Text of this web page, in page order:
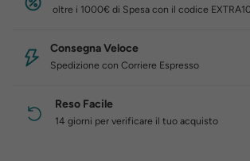
oltre i 1000€ di Spesa con il codice
Consegna Veloce
Spedizione con Corriere Espresso
Reso Facile
14 giorni per verificare il tuo acquisto